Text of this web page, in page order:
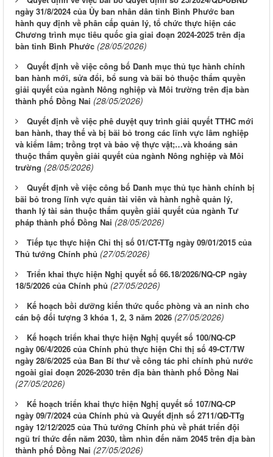
ngày 31/8/2024 của Ủy ban nhân dân tỉnh Bình Phước ban
hành quy định về phân cấp quản lý, tổ chức thực hiện các
Chương trình mục tiêu quốc gia giai đoạn 2024-2025 trên địa
bàn tỉnh Bình Phước (28/05/2026)
Quyết định về việc công bố Danh mục thủ tục hành chính
ban hành mới, sửa đổi, bổ sung và bãi bỏ thuộc thẩm quyền
giải quyết của ngành Nông nghiệp và Môi trường trên địa bàn
thành phố Đồng Nai (28/05/2026)
Quyết định về việc phê duyệt quy trình giải quyết TTHC mới
ban hành, thay thế và bị bãi bỏ trong các lĩnh vực lâm nghiệp
và kiểm lâm; trồng trọt và bảo vệ thực vật;…và khoáng sản
thuộc thẩm quyền giải quyết của ngành Nông nghiệp và Môi
trường (28/05/2026)
Quyết định về việc công bố Danh mục thủ tục hành chính bị
bãi bỏ trong lĩnh vực quản tài viên và hành nghề quản lý,
thanh lý tài sản thuộc thẩm quyền giải quyết của ngành Tư
pháp thành phố Đồng Nai (28/05/2026)
Tiếp tục thực hiện Chỉ thị số 01/CT-TTg ngày 09/01/2015 của
Thủ tướng Chính phủ (27/05/2026)
Triển khai thực hiện Nghị quyết số 66.18/2026/NQ-CP ngày
18/5/2026 của Chính phủ (27/05/2026)
Kế hoạch bồi dưỡng kiến thức quốc phòng và an ninh cho
cán bộ đối tượng 3 khóa 1, 2, 3 năm 2026 (27/05/2026)
Kế hoạch triển khai thực hiện Nghị quyết số 100/NQ-CP
ngày 06/4/2026 của Chính phủ thực hiện Chỉ thị số 49-CT/TW
ngày 28/6/2025 của Ban Bí thư về công tác phi chính phủ nước
ngoài giai đoạn 2026-2030 trên địa bàn thành phố Đồng Nai
(27/05/2026)
Kế hoạch triển khai thực hiện Nghị quyết số 107/NQ-CP
ngày 09/7/2024 của Chính phủ và Quyết định số 2711/QĐ-TTg
ngày 12/12/2025 của Thủ tướng Chính phủ về phát triển đội
ngũ trí thức đến năm 2030, tầm nhìn đến năm 2045 trên địa bàn
thành phố Đồng Nai (27/05/2026)